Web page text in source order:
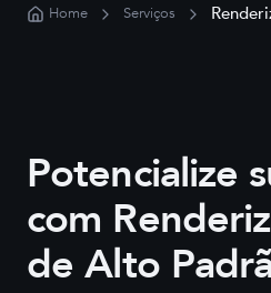
Home Serviços
Potencialize
com
de Alto